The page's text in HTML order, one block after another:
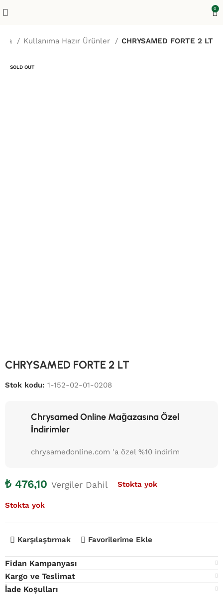
0
Kullanıma Hazır Ürünler CHRYSAMED FORTE 2 LT
SOLD OUT
CHRYSAMED FORTE 2 LT
Stok kodu:1-152-02-01-0208
Chrysamed Online Mağazasına Özel
İndirimler
chrysamedonline.com 'a özel %10 indirim
₺ 476,10 Vergiler Dahil Stokta yok
Stokta yok
Karşılaştırmak Favorilerime Ekle
Fidan Kampanyası
Kargo ve Teslimat
İade Koşulları